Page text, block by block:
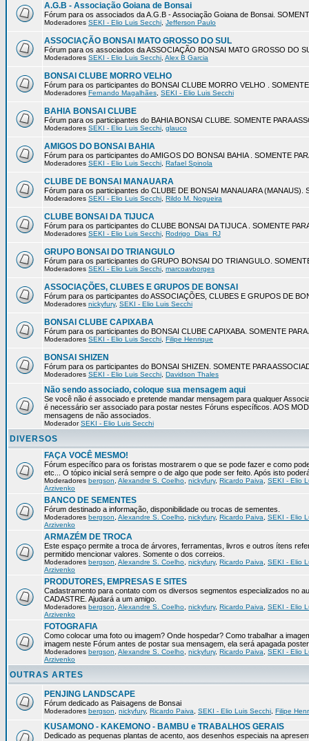
A.G.B - Associação Goiana de Bonsai
Fórum para os associados da A.G.B - Associação Goiana de Bonsai.
Moderadores SEKI - Elio Luis Secchi Jefferson Paulo
ASSOCIAÇÃO BONSAI MATO GROSSO DO SUL
Fórum para os associados da ASSOCIAÇÃO BONSAI MATO GROSSO DO
Moderadores SEKI - Elio Luis Secchi Alex B Garcia
BONSAI CLUBE MORRO VELHO
Fórum para os participantes do BONSAI CLUBE MORRO VELHO .
Moderadores Fernando Magalhães SEKI - Elio Luis Secchi
BAHIA BONSAI CLUBE
Fórum para os participantes do BAHIA BONSAI CLUBE. SOMENTE PARA
Moderadores SEKI - Elio Luis Secchi glauco
AMIGOS DO BONSAI BAHIA
Fórum para os participantes do AMIGOS DO BONSAI BAHIA . SOMENTE
Moderadores SEKI - Elio Luis Secchi Rafael Spinola
CLUBE DE BONSAI MANAUARA
Fórum para os participantes do CLUBE DE BONSAI MANAUARA (MANAUS).
Moderadores SEKI - Elio Luis Secchi Rildo M. Nogueira
CLUBE BONSAI DA TIJUCA
Fórum para os participantes do CLUBE BONSAI DA TIJUCA . SOMENTE
Moderadores SEKI - Elio Luis Secchi Rodrigo_Dias_RJ
GRUPO BONSAI DO TRIANGULO
Fórum para os participantes do GRUPO BONSAI DO TRIANGULO.
Moderadores SEKI - Elio Luis Secchi marcoavborges
ASSOCIAÇÕES, CLUBES E GRUPOS DE BONSAI
Fórum para os participantes do ASSOCIAÇÕES, CLUBES E GRUPOS DE
Moderadores nickyfury, SEKI - Elio Luis Secchi
BONSAI CLUBE CAPIXABA
Fórum para os participantes do BONSAI CLUBE CAPIXABA. SOMENTE
Moderadores SEKI - Elio Luis Secchi Filipe Henrique
BONSAI SHIZEN
Fórum para os participantes do BONSAI SHIZEN. SOMENTE PARA
Moderadores SEKI - Elio Luis Secchi Davidson Thales
Não sendo associado, coloque sua mensagem aqui
Se você não é associado e pretende mandar mensagem para qualquer
é necessário ser associado para postar nestes Fóruns específicos. AOS
mensagens de não associados.
ModeradorSEKI - Elio Luis Secchi
DIVERSOS
FAÇA VOCÊ MESMO!
Fórum específico para os foristas mostrarem o que se pode fazer e como
etc... O tópico inicial será sempre o de algo que pode ser feito. Após isto
Moderadores bergson Alexandre S. Coelho nickyfury, Ricardo Paiva
SEKI - Elio
Arzivenko
BANCO DE SEMENTES
Fórum destinado a informação, disponibilidade ou trocas de sementes.
Moderadores bergson Alexandre S. Coelho nickyfury, Ricardo Paiva
SEKI - Elio
Arzivenko
ARMAZÉM DE TROCA
Este espaço permite a troca de árvores, ferramentas, livros e outros ítens
permitido mencionar valores. Somente o dos correios.
Moderadores bergson Alexandre S. Coelho nickyfury, Ricardo Paiva
SEKI - Elio
Arzivenko
PRODUTORES, EMPRESAS E SITES
Cadastramento para contato com os diversos segmentos especializados no
CADASTRE. Ajudará a um amigo.
Moderadores bergson Alexandre S. Coelho nickyfury, Ricardo Paiva
SEKI - Elio
Arzivenko
FOTOGRAFIA
Como colocar uma foto ou imagem? Onde hospedar? Como trabalhar a
imagem neste Fórum antes de postar sua mensagem, ela será apagada
Moderadores bergson Alexandre S. Coelho nickyfury, Ricardo Paiva
SEKI - Elio
Arzivenko
OUTRAS ARTES
PENJING LANDSCAPE
Fórum dedicado as Paisagens de Bonsai
Moderadores bergson nickyfury, Ricardo Paiva SEKI - Elio Luis Secchi Filipe
KUSAMONO - KAKEMONO - BAMBU e TRABALHOS GERAIS
Dedicado as pequenas plantas de acento, aos desenhos especiais na